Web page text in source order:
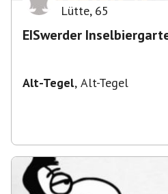
Lütte, 65
EISwerder
Alt-Tegel, Alt-Tegel